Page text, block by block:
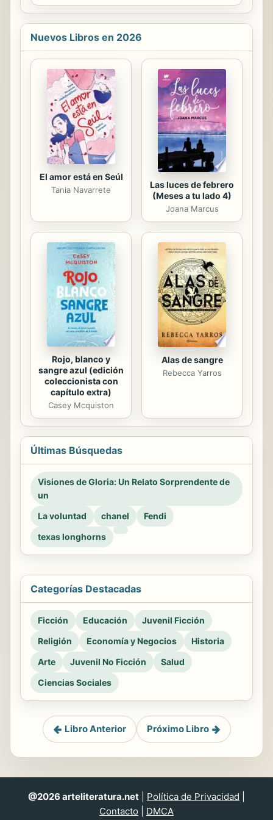
cuidar a la hija mimada del jefe. Bella
Dominic y, en lo que se refería a las
mujeres, ¡era bastante mala! Sin
embargo, si quería que su proyecto
saliera bien, debía trabajar con él. ¡Si
al menos Dominic no fuera un
hombre cínico, complicado y, lo peor
de todo, el más sexy que ella había
conocido nunca...! Primero llegó el
bebé Ben...
Nuevos Libros en 2026
El amor está en Seúl
Tania Navarrete
Las luces de febrero
(Meses a tu lado 4)
Joana Marcus
Rojo, blanco y
sangre azul (edición
coleccionista con
capítulo extra)
Casey Mcquiston
Alas de sangre
Rebecca Yarros
Últimas Búsquedas
Visiones de Gloria: Un Relato Sorprendente de
un
La voluntad
chanel
Fendi
texas longhorns
Categorías Destacadas
Ficción Educación
Juvenil Ficción
Religión
Economía y Negocios
Historia
Arte
Juvenil No Ficción
Salud
Ciencias Sociales
Libro Anterior Próximo Libro
@2026 arteliteratura.net Política de Privacidad
Contacto
DMCA